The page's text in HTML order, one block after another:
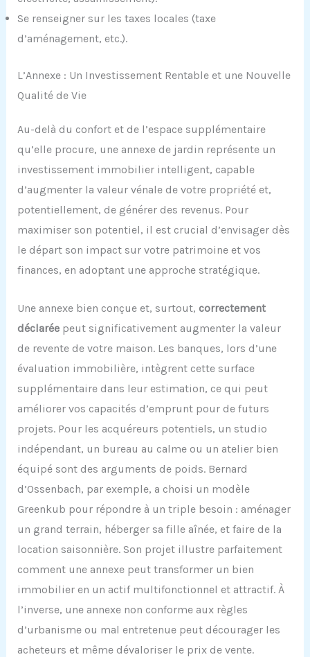
Se renseigner sur les taxes locales (taxe
d’aménagement, etc.).
L’Annexe : Un Investissement Rentable et une Nouvelle
Qualité de Vie
Au-delà du confort et de l’espace supplémentaire
qu’elle procure, une annexe de jardin représente un
investissement immobilier intelligent, capable
d’augmenter la valeur vénale de votre propriété et,
potentiellement, de générer des revenus. Pour
maximiser son potentiel, il est crucial d’envisager dès
le départ son impact sur votre patrimoine et vos
finances, en adoptant une approche stratégique.
Une annexe bien conçue et, surtout, correctement
déclaréepeut significativement augmenter la valeur
de revente de votre maison. Les banques, lors d’une
évaluation immobilière, intègrent cette surface
supplémentaire dans leur estimation, ce qui peut
améliorer vos capacités d’emprunt pour de futurs
projets. Pour les acquéreurs potentiels, un studio
indépendant, un bureau au calme ou un atelier bien
équipé sont des arguments de poids. Bernard
d’Ossenbach, par exemple, a choisi un modèle
Greenkub pour répondre à un triple besoin : aménager
un grand terrain, héberger sa fille aînée, et faire de la
location saisonnière. Son projet illustre parfaitement
comment une annexe peut transformer un bien
immobilier en un actif multifonctionnel et attractif. À
l’inverse, une annexe non conforme aux règles
d’urbanisme ou mal entretenue peut décourager les
acheteurs et même dévaloriser le prix de vente.